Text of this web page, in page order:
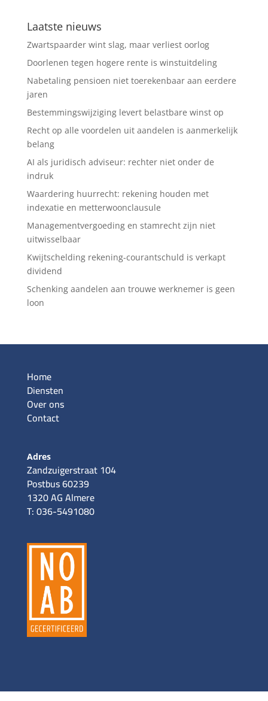
Laatste nieuws
Zwartspaarder wint slag, maar verliest oorlog
Doorlenen tegen hogere rente is winstuitdeling
Nabetaling pensioen niet toerekenbaar aan eerdere
jaren
Bestemmingswijziging levert belastbare winst op
Recht op alle voordelen uit aandelen is aanmerkelijk
belang
AI als juridisch adviseur: rechter niet onder de
indruk
Waardering huurrecht: rekening houden met
indexatie en metterwoonclausule
Managementvergoeding en stamrecht zijn niet
uitwisselbaar
Kwijtschelding rekening-courantschuld is verkapt
dividend
Schenking aandelen aan trouwe werknemer is geen
loon
Home
Diensten
Over ons
Contact
Adres
Zandzuigerstraat 104
Postbus 60239
1320 AG Almere
T: 036-5491080